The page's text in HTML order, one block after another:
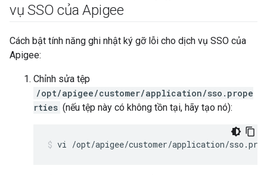
vụ SSO của Apigee
Cách bật tính năng ghi nhật ký gỡ lỗi cho dịch vụ SSO của
Apigee:
Chỉnh sửa tệp
/opt/apigee/customer/application/sso.prope
rties (nếu tệp này có không tồn tại, hãy tạo nó):
vi /opt/apigee/customer/application/